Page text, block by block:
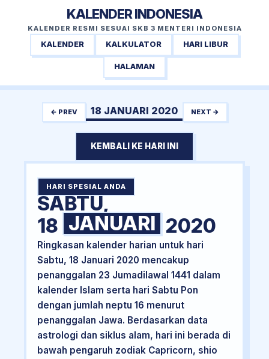
KALENDER INDONESIA
KALENDER RESMI SESUAI SKB 3 MENTERI INDONESIA
KALENDER KALKULATOR HARI LIBUR
HALAMAN
← PREV 18 JANUARI 2020 NEXT →
KEMBALI KE HARI INI
HARI SPESIAL ANDA
SABTU,
18 JANUARI 2020
Ringkasan kalender harian untuk hari
Sabtu, 18 Januari 2020 mencakup
penanggalan 23 Jumadilawal 1441 dalam
kalender Islam serta hari Sabtu Pon
dengan jumlah neptu 16 menurut
penanggalan Jawa. Berdasarkan data
astrologi dan siklus alam, hari ini berada di
bawah pengaruh zodiak Capricorn, shio